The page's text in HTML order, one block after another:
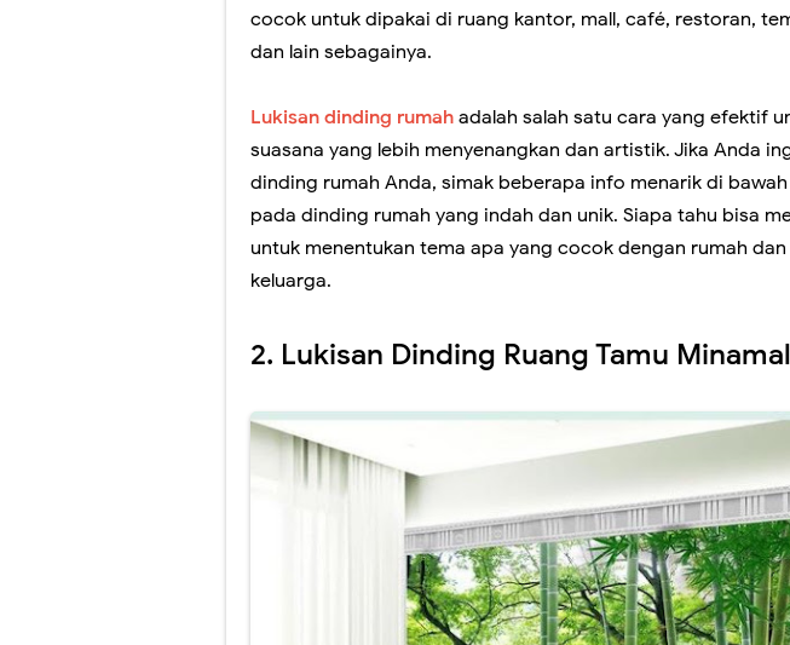
cocok untuk dipakai di ruang kantor, mall, café, restoran,
dan lain sebagainya.
Lukisan dinding rumah adalah salah satu cara yang efektif
suasana yang lebih menyenangkan dan artistik. Jika Anda
dinding rumah Anda, simak beberapa info menarik di
pada dinding rumah yang indah dan unik. Siapa tahu bisa
untuk menentukan tema apa yang cocok dengan rumah
keluarga.
2. Lukisan Dinding Ruang Tamu